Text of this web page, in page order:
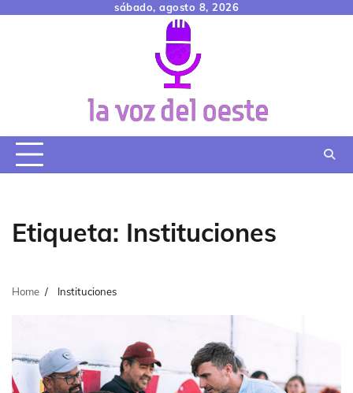
sábado, agosto 8, 2026
Etiqueta: Instituciones
Home Instituciones